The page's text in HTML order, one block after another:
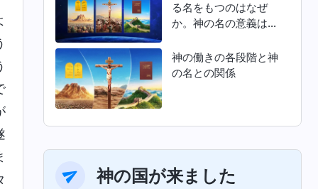
る名をもつのはなぜ
か。神の名の意義は何
神の働きの各段階と神
の名との関係
神の国が来ました